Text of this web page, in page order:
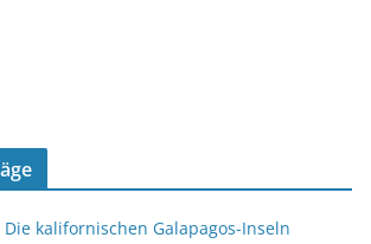
kalifornischen Galapagos-Inseln